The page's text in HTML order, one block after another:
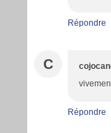
Répondre
C
Répondre